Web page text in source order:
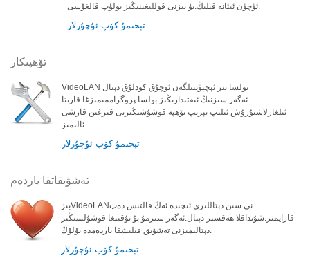
ئۈچۈن ئىئانە قىلىڭ.بۇ بىزنى قوللىغىنىڭىز بولۇپ قالغۇسى.
تېخىمۇ كۆپ ئۇچۇرلار
تۆھپىكار
VideoLAN بولسا بىر ئېچىۋېتىلگەن ئوچۇق كودلۇق دېتال
ئەگەر سىزنىڭ ئىقتىدارىڭىز بولسا پروگراممىمىزغا قارىتا
ئىلغارلاشتۇرۇش ئىلىپ بېرىپ تۆھپە قوشۇشىڭىزنى قىزغىن قارشى
ئالىمىز
تېخىمۇ كۆپ ئۇچۇرلار
تەشۋىقاتقا ياردەم
بىزVideoLANنى سىن دېتاللىرى ئىچىدە ئەڭ قالتىس دەپ
قارايمىز.شۇنداقلا ھەقسىز دېتال.ئەگەر سىزمۇ بۇ نۇقتىغا قوشۇلسىڭىز
دېتالىمىزنى تەشۋىق قىلىشقا ياردەمدە بۇلۇڭ.
تېخىمۇ كۆپ ئۇچۇرلار